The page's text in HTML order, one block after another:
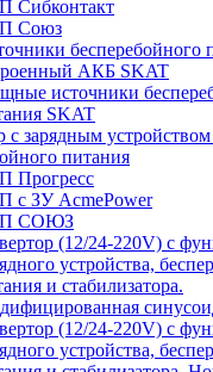
Сибконтакт
Союз
бесперебойного
АКБ SKAT
источники
SKAT
с зарядным
питания
Прогресс
с ЗУ AcmePower
СОЮЗ
(12/24-220V) с
устройства,
и стабилизатора.
(12/24-220V) с
устройства,